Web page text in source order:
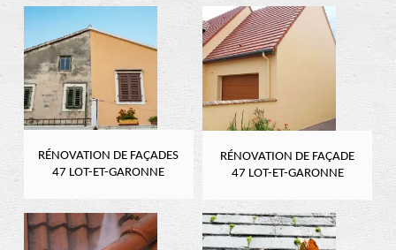
RÉNOVATION DE FAÇADES
47 LOT-ET-GARONNE
RÉNOVATION DE FAÇADE
47 LOT-ET-GARONNE